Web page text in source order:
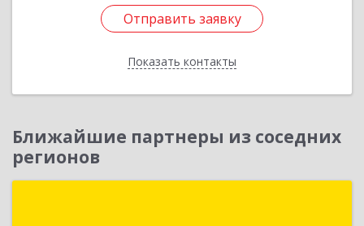
Отправить заявку
Показать контакты
Отправить заявку
Назад
Ближайшие партнеры из соседних
регионов